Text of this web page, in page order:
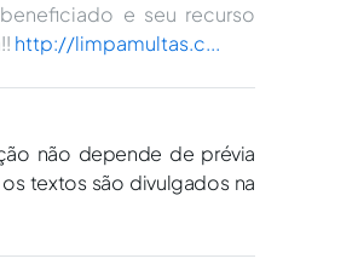
e seu recurso
http://limpamultas.c...
não depende de prévia
textos são divulgados na